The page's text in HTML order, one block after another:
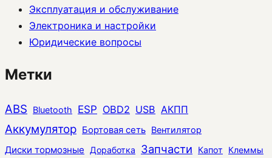
Эксплуатация и обслуживание
Электроника и настройки
Юридические вопросы
Метки
ABS Bluetooth ESP OBD2 USB АКПП
Аккумулятор Бортовая сеть Вентилятор
Диски тормозные Доработка Запчасти Капот Клеммы